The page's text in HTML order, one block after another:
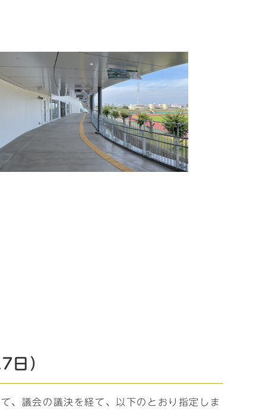
日）
、議会の議決を経て、以下のとおり指定しま